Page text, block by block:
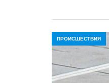
ПРОИСШЕСТВИЯ